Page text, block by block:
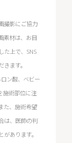
撮影にご協力
素材は、お目
た上で、SNS
ます。
ン酸、ベビー
施術部位に注
た、施術希望
は、医師の判
あります。